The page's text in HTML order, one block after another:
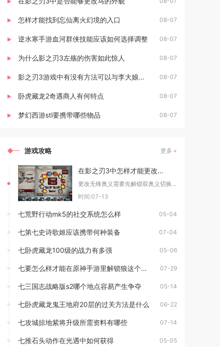
怎样才能找到忘仙离火幻境的入口 08-07
逆水寒手游血河群侠技能应该如何选择调整 08-07
为什么影之刃3左殇的伤害如此惊人 08-07
影之刃3游戏中有没有方法可以与李大娘见面 08-07
卧虎藏龙2奇遇商人有何特点 08-07
梦幻西游stl要携带哪些物品 08-07
游戏攻略 更多
在影之刃3中怎样才能更改无锋的奥义
更改无锋奥义需要先解锁双奥义切换权限，在技能界面奥义分支面板完成启用与禁用操作，再搭配对应
时间:07-13
七荒野行动mk5的社交系统怎么样 05-04
七第七史诗歌姬应该携带何种装备 07-04
七卧虎藏龙100级的战力有多强 05-06
七要怎么样才能在原神手游里解锁狼这个角色 07-29
七三国志战略版s2哪个地点容易产生争夺 05-14
七卧虎藏龙鬼王地府20层的过关方法是什么 06-22
七攻城掠地紫将升级所需资料有哪些 07-14
七推石头动作在光遇中如何获得 05-05